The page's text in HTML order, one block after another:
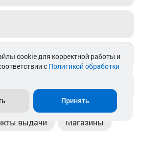
выдачи Магазины
cookie для корректной работы и
с Политикой обработки
Принять